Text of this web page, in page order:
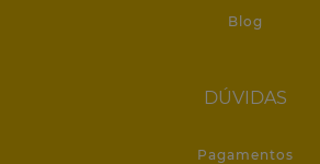
Blog
DÚVIDAS
Pagamentos